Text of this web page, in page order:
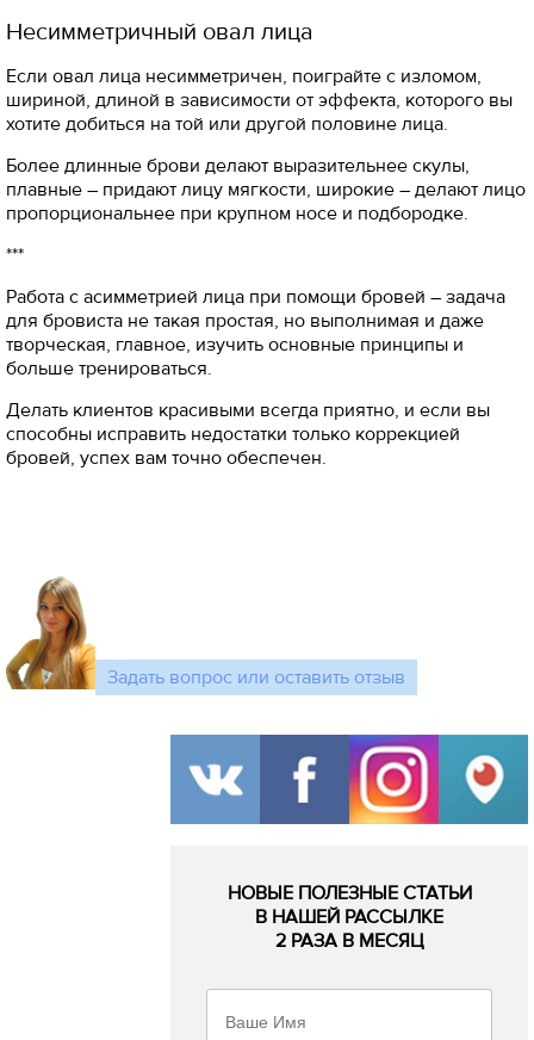
Несимметричный овал лица
Если овал лица несимметричен, поиграйте с изломом,
шириной, длиной в зависимости от эффекта, которого вы
хотите добиться на той или другой половине лица.
Более длинные брови делают выразительнее скулы,
плавные – придают лицу мягкости, широкие – делают лицо
пропорциональнее при крупном носе и подбородке.
***
Работа с асимметрией лица при помощи бровей – задача
для бровиста не такая простая, но выполнимая и даже
творческая, главное, изучить основные принципы и
больше тренироваться.
Делать клиентов красивыми всегда приятно, и если вы
способны исправить недостатки только коррекцией
бровей, успех вам точно обеспечен.
Задать вопрос или оставить отзыв
НОВЫЕ ПОЛЕЗНЫЕ СТАТЬИ
В НАШЕЙ РАССЫЛКЕ
2 РАЗА В МЕСЯЦ